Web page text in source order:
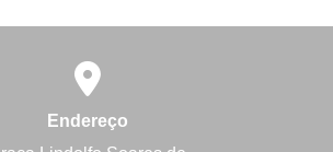
Endereço